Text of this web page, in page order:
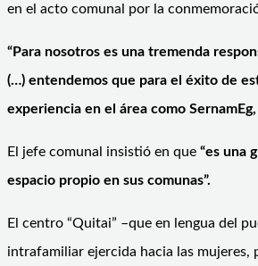
en el acto comunal por la
“Para nosotros es una tremenda
(…) entendemos que para el éxito de
experiencia en el área como
El jefe comunal insistió en que “es una
espacio propio en sus comunas”.
El centro “Quitai” –que en lengua del
intrafamiliar ejercida hacia las mujeres,